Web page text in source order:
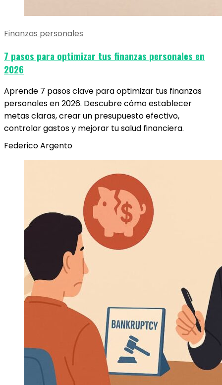
Finanzas personales
7 pasos para optimizar tus finanzas personales en
2026
Aprende 7 pasos clave para optimizar tus finanzas
personales en 2026. Descubre cómo establecer
metas claras, crear un presupuesto efectivo,
controlar gastos y mejorar tu salud financiera.
Federico Argento